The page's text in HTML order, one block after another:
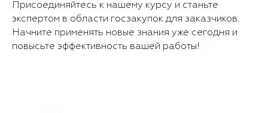
Присоединяйтесь к нашему курсу и станьте
экспертом в области госзакупок для заказчиков.
Начните применять новые знания уже сегодня и
повысьте эффективность вашей работы!